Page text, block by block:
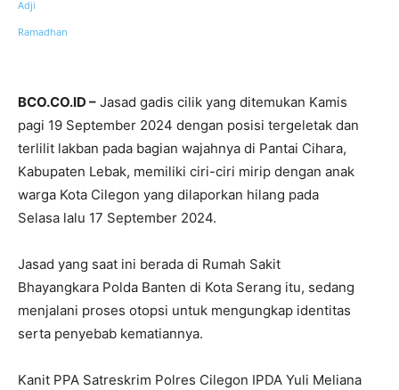
BCO.CO.ID – Jasad gadis cilik yang ditemukan Kamis
pagi 19 September 2024 dengan posisi tergeletak dan
terlilit lakban pada bagian wajahnya di Pantai Cihara,
Kabupaten Lebak, memiliki ciri-ciri mirip dengan anak
warga Kota Cilegon yang dilaporkan hilang pada
Selasa lalu 17 September 2024.
Jasad yang saat ini berada di Rumah Sakit
Bhayangkara Polda Banten di Kota Serang itu, sedang
menjalani proses otopsi untuk mengungkap identitas
serta penyebab kematiannya.
Kanit PPA Satreskrim Polres Cilegon IPDA Yuli Meliana